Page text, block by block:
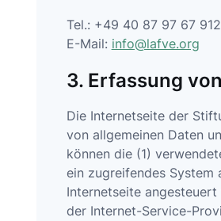
Tel.: +49 40 87 97 67 912
E-Mail: info@lafve.org
3. Erfassung
Die Internetseite der
von allgemeinen Daten
können die (1)
ein zugreifendes System
Internetseite
der Internet-Service-